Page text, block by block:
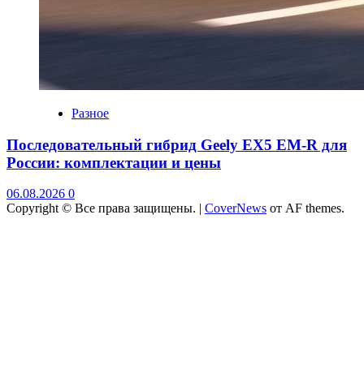
Разное
Последовательный гибрид Geely EX5 EM-R для
России: комплектации и цены
06.08.2026 0
Copyright © Все права защищены. | CoverNews от AF themes.